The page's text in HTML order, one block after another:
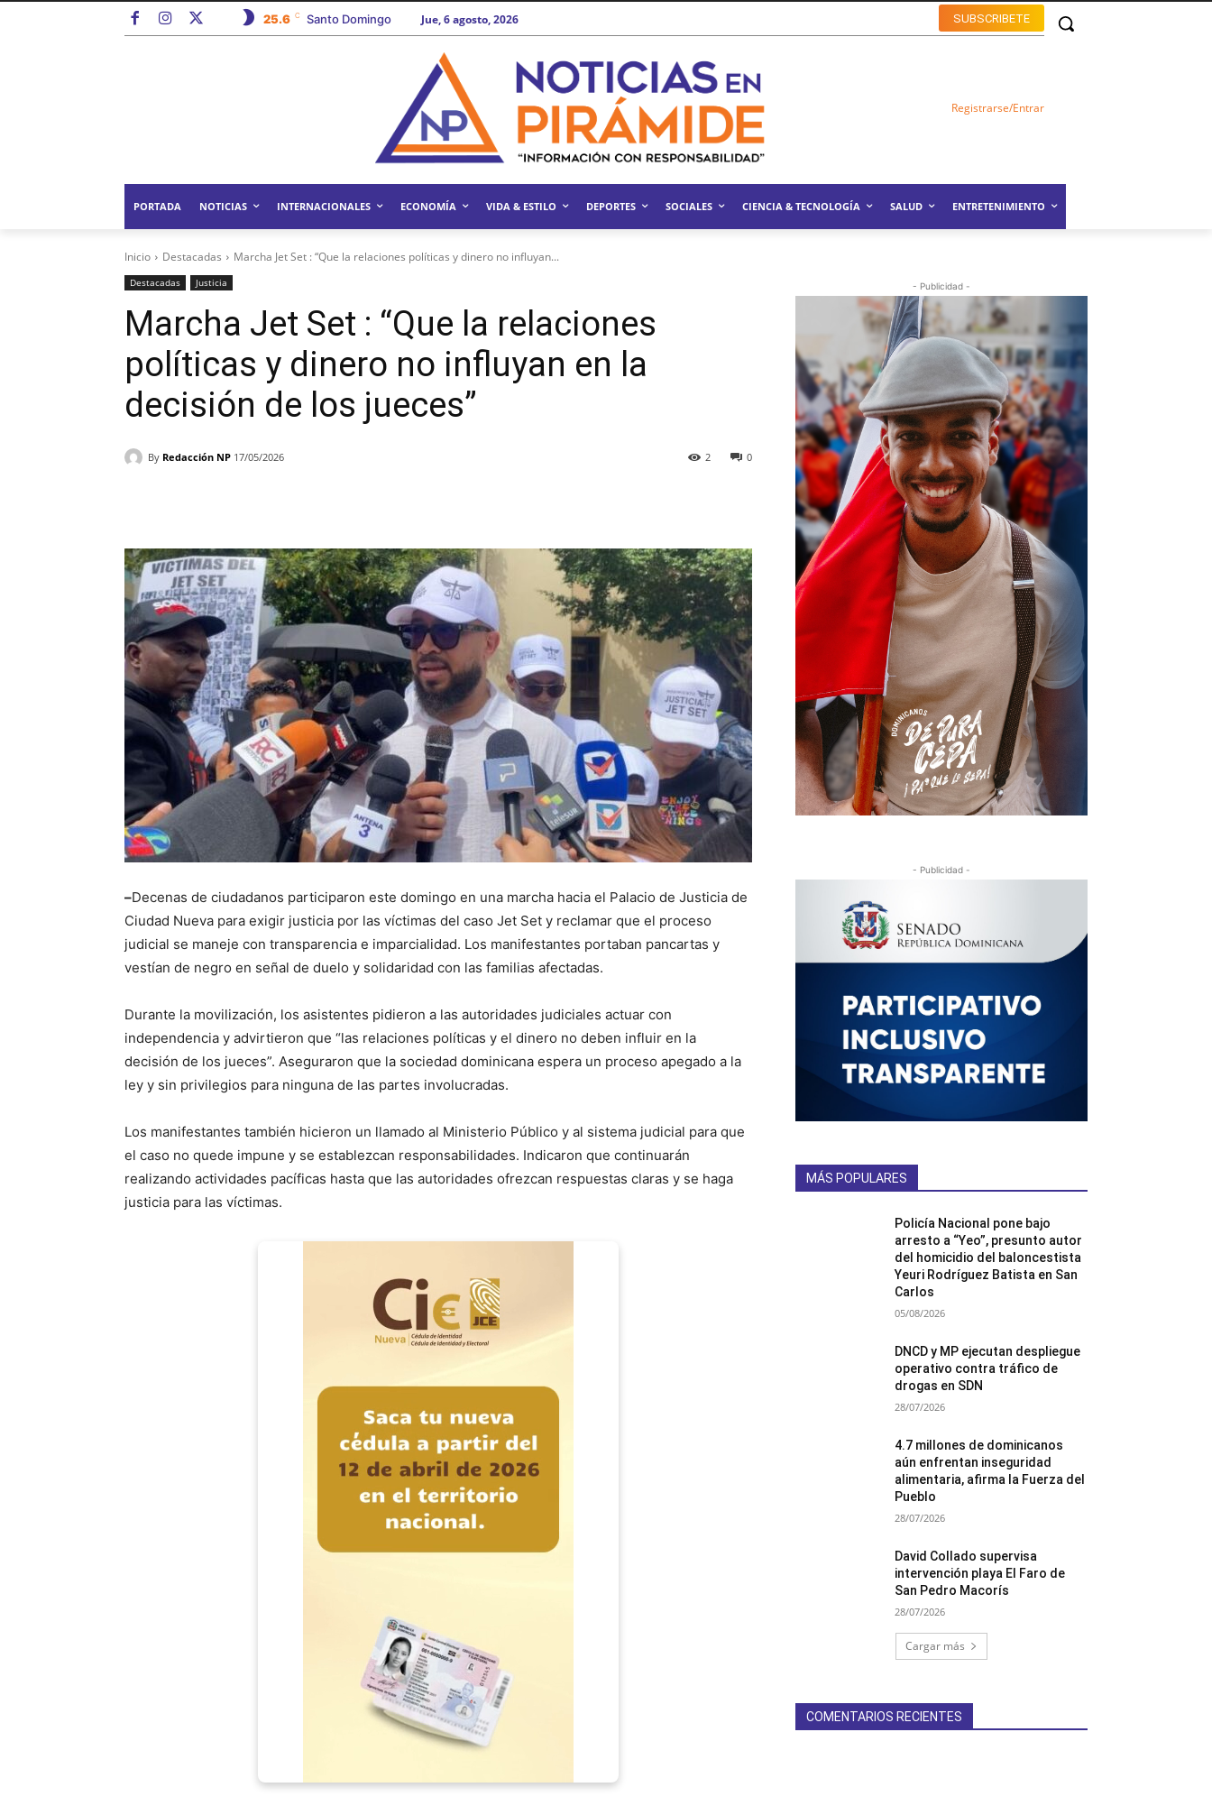
25.6 C Santo Domingo SUBSCRIBETE
Jue, 6 agosto, 2026
Registrarse/Entrar
PORTADA NOTICIAS INTERNACIONALES ECONOMÍA VIDA & ESTILO DEPORTES SOCIALES CIENCIA & TECNOLOGÍA SALUD ENTRETENIMIENTO
Inicio Destacadas Marcha Jet Set : “Que la relaciones políticas y dinero no influyan...
Destacadas Justicia
Marcha Jet Set : “Que la relaciones
políticas y dinero no influyan en la
decisión de los jueces”
By Redacción NP 17/05/2026 0
2
Pinterest Linkedin ReddIt
–Decenas de ciudadanos participaron este domingo en una marcha hacia el Palacio de Justicia de
Ciudad Nueva para exigir justicia por las víctimas del caso Jet Set y reclamar que el proceso
judicial se maneje con transparencia e imparcialidad. Los manifestantes portaban pancartas y
vestían de negro en señal de duelo y solidaridad con las familias afectadas.
Durante la movilización, los asistentes pidieron a las autoridades judiciales actuar con
independencia y advirtieron que “las relaciones políticas y el dinero no deben influir en la
decisión de los jueces”. Aseguraron que la sociedad dominicana espera un proceso apegado a la
ley y sin privilegios para ninguna de las partes involucradas.
Los manifestantes también hicieron un llamado al Ministerio Público y al sistema judicial para que
el caso no quede impune y se establezcan responsabilidades. Indicaron que continuarán
realizando actividades pacíficas hasta que las autoridades ofrezcan respuestas claras y se haga
justicia para las víctimas.
- Publicidad -
- Publicidad -
MÁS POPULARES
Policía Nacional pone bajo
arresto a “Yeo”, presunto autor
del homicidio del baloncestista
Yeuri Rodríguez Batista en San
Carlos
05/08/2026
DNCD y MP ejecutan despliegue
operativo contra tráfico de
drogas en SDN
28/07/2026
4.7 millones de dominicanos
aún enfrentan inseguridad
alimentaria, afirma la Fuerza del
Pueblo
28/07/2026
David Collado supervisa
intervención playa El Faro de
San Pedro Macorís
28/07/2026
Cargar más
COMENTARIOS RECIENTES